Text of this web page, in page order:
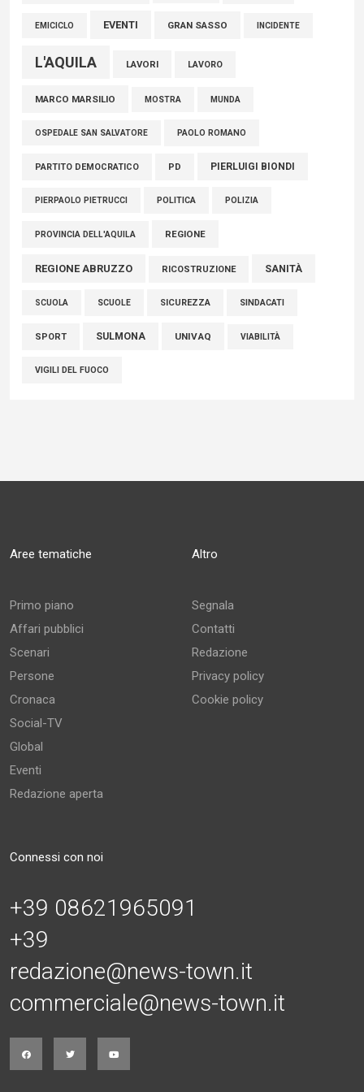
EMICICLO EVENTI GRAN SASSO INCIDENTE
L'AQUILA LAVORI LAVORO
MARCO MARSILIO MOSTRA MUNDA
OSPEDALE SAN SALVATORE PAOLO ROMANO
PARTITO DEMOCRATICO PD PIERLUIGI BIONDI
PIERPAOLO PIETRUCCI POLITICA POLIZIA
PROVINCIA DELL'AQUILA REGIONE
REGIONE ABRUZZO RICOSTRUZIONE SANITÀ
SCUOLA SCUOLE SICUREZZA SINDACATI
SPORT SULMONA UNIVAQ VIABILITÀ
VIGILI DEL FUOCO
Aree tematiche
Primo piano
Affari pubblici
Scenari
Persone
Cronaca
Social-TV
Global
Eventi
Redazione aperta
Altro
Segnala
Contatti
Redazione
Privacy policy
Cookie policy
Connessi con noi
+39 08621965091
+39
redazione@news-town.it
commerciale@news-town.it